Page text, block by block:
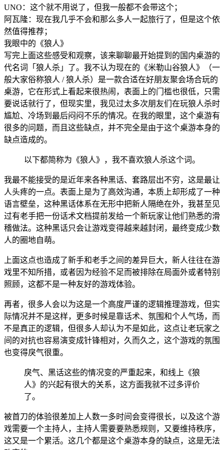
UNO：这个就不用说了，但我一般都不会带这个；
阿瓦隆：现在我几乎不会和那么多人一起旅行了，但是这个依
然值得推荐；
我眼中的《狼人》
写完上面这些感受和观察，该来聊聊最开始提到的国内桌游的
代名词「狼人杀」了。我不认为现在的《米勒山谷狼人》（一
般大家俗称狼人 / 狼人杀）是一款合适在好朋友聚会场合玩的
桌游，它在形式上看起来很热闹，表面上的门槛也很低，只需
要说话就行了，但现实里，我见过太多次朋友们在玩狼人杀时
尴尬、冷场到最后闷闷不乐的情况。在我的眼里，这个桌游有
很多的问题，而且这些缺点，并不完全是由于这个桌游本身的
缺点造成的。
以下都简称为《狼人》，我不喜欢狼人杀这个词。
我最不能接受的是近年来各种黑话、套路层出不穷，这是最让
人头疼的一点。表面上是为了高效沟通，本质上却形成了一种
语言壁垒，这种黑话体系在无形中把新人隔绝在外，我甚至见
过有老手把一份话术文档提前发给一个新玩家让他们熟悉的滑
稽做法。这种黑话只会让游戏变得越来越封闭，最终变成少数
人的圈地自萌。
上面这点也造成了新手和老手之间的差异巨大，新人往往在游
戏里不知所措，或者因为经验不足而被排除在局面外或者特别
照顾，这都不是一种友好的游戏体验。
再者，很多人会以为这是一个高度严谨的逻辑推理游戏，但实
际情况并不是这样，更多时候是靠话术、氛围和个人气场，而
不是真正的逻辑，但很多人却认为不是如此，这点让老玩家之
间的对抗也容易演变成针锋相对，久而久之，这个游戏的氛围
也变得戾气很重。
戾气、黑话这些的情况变的严重起来，和线上《狼
人》的兴起有很大的关系，这方面我就不过多评价
了。
被首刀的体验很差加上人数一多时间会变得很长，以及这个游
戏需要一个主持人，主持人需要要熟悉规则，又要维持秩序，
这又是一个累活。这几个都是这个桌游本身的缺点，这是无法